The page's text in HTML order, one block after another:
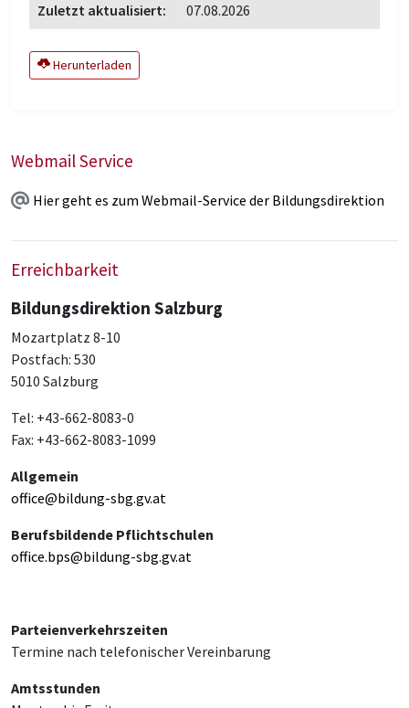
Zuletzt aktualisiert: 07.08.2026
Herunterladen
Webmail Service
Hier geht es zum Webmail-Service der Bildungsdirektion
Erreichbarkeit
Bildungsdirektion Salzburg
Mozartplatz 8-10
Postfach: 530
5010 Salzburg
Tel: +43-662-8083-0
Fax: +43-662-8083-1099
Allgemein
office@bildung-sbg.gv.at
Berufsbildende Pflichtschulen
office.bps@bildung-sbg.gv.at
Parteienverkehrszeiten
Termine nach telefonischer Vereinbarung
Amtsstunden